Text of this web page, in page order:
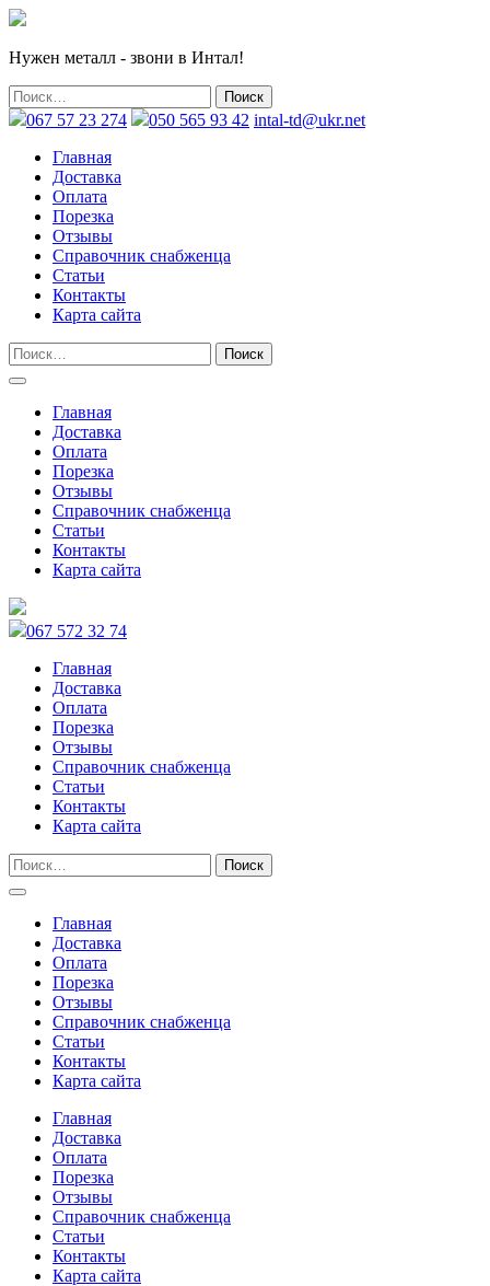
Нужен металл - звони в Интал!
067 57 23 274 050 565 93 42 intal-td@ukr.net
Главная
Доставка
Оплата
Порезка
Отзывы
Справочник снабженца
Статьи
Контакты
Карта сайта
Главная
Доставка
Оплата
Порезка
Отзывы
Справочник снабженца
Статьи
Контакты
Карта сайта
067 572 32 74
Главная
Доставка
Оплата
Порезка
Отзывы
Справочник снабженца
Статьи
Контакты
Карта сайта
Главная
Доставка
Оплата
Порезка
Отзывы
Справочник снабженца
Статьи
Контакты
Карта сайта
Главная
Доставка
Оплата
Порезка
Отзывы
Справочник снабженца
Статьи
Контакты
Карта сайта